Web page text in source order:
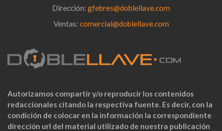
Dirección: gfebres@doblellave.com
Ventas: comercial@doblellave.com
Autorizamos compartir y/o reproducir los contenidos
redaccionales citando la respectiva fuente. Es decir, con la
condición de colocar en la información la correspondiente
dirección url del material utilizado de nuestra publicación